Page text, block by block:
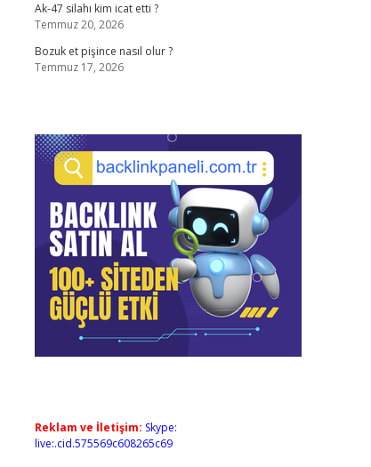
Ak-47 silahı kim icat etti ?
Temmuz 20, 2026
Bozuk et pişince nasıl olur ?
Temmuz 17, 2026
Reklam ve İletişim: Skype:
live:.cid.575569c608265c69